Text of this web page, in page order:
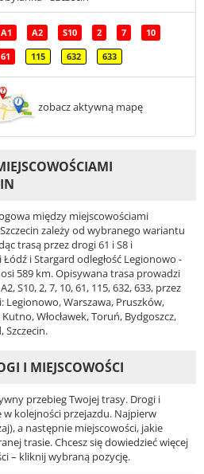
A1 A2 S10 2 7 10
61 115 632 633
zobacz aktywną mapę
między miejscowościami
zależy od wybranego wariantu
trasą przez drogi 61 i S8 i
Łódź i Stargard odległość Legionowo -
589 km. Opisywana trasa prowadzi
S10, 2, 7, 10, 61, 115, 632, 633, przez
Legionowo, Warszawa, Pruszków,
Włocławek, Toruń, Bydgoszcz,
Szczecin.
I MIEJSCOWOŚCI
przebieg Twojej trasy. Drogi i
w kolejności przejazdu. Najpierw
a następnie miejscowości, jakie
trasie. Chcesz się dowiedzieć więcej
– kliknij wybraną pozycję.